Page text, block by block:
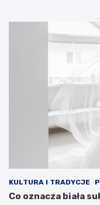
KULTURA I TRADYCJE
Co oznacza biała